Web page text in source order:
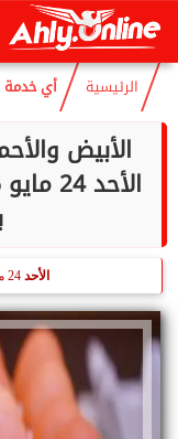
السبت
الرئيسية أي خدمة
الأبيض
الأحد 24 مايو 2026